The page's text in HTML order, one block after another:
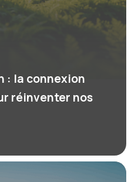
: la connexion
réinventer nos